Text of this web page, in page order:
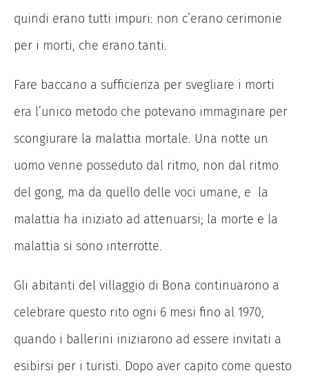
quindi erano tutti impuri: non c’erano cerimonie
per i morti, che erano tanti.
Fare baccano a sufficienza per svegliare i morti
era l’unico metodo che potevano immaginare per
scongiurare la malattia mortale. Una notte un
uomo venne posseduto dal ritmo, non dal ritmo
del gong, ma da quello delle voci umane, e la
malattia ha iniziato ad attenuarsi; la morte e la
malattia si sono interrotte.
Gli abitanti del villaggio di Bona continuarono a
celebrare questo rito ogni 6 mesi fino al 1970,
quando i ballerini iniziarono ad essere invitati a
esibirsi per i turisti. Dopo aver capito come questo